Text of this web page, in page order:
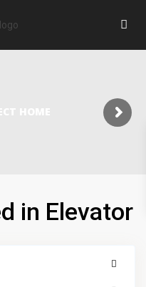
in Elevator